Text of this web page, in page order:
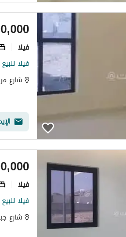
فیلا
فيلا
شارع
فیلا
فيلا
شارع